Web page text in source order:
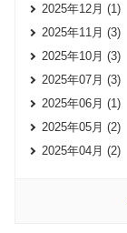
2025年12月 (1)
2025年11月 (3)
2025年10月 (3)
2025年07月 (3)
2025年06月 (1)
2025年05月 (2)
2025年04月 (2)